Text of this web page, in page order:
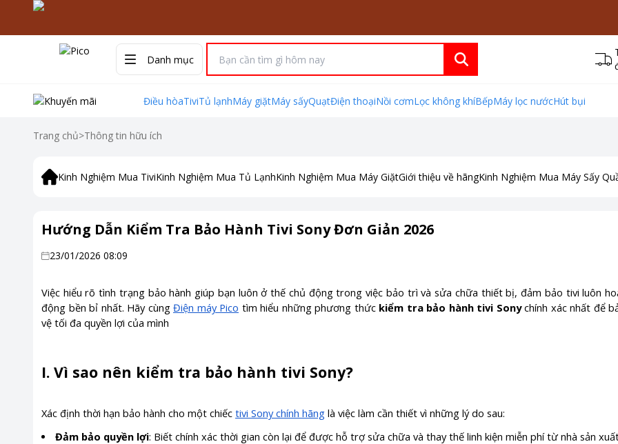
Danh mục
Điều hòaTiviTủ lạnhMáy giặtMáy sấyQuạtĐiện thoạiNồi cơmLọc không khíBếpMáy lọc nướcHút bụi
Trang chủ>Thông tin hữu ích
Kinh Nghiệm Mua TiviKinh Nghiệm Mua Tủ LạnhKinh Nghiệm Mua Máy GiặtGiới thiệu về hãngKinh Nghiệm Mua Máy Sấy
Hướng Dẫn Kiểm Tra Bảo Hành Tivi Sony Đơn Giản 2026
23/01/2026 08:09
Việc hiểu rõ tình trạng bảo hành giúp bạn luôn ở thế chủ động trong việc bảo trì và sửa chữa thiết bị, đảm bảo tivi luôn
động bền bỉ nhất. Hãy cùng Điện máy Pico tìm hiểu những phương thức kiểm tra bảo hành tivi Sonychính xác nhất để
vệ tối đa quyền lợi của mình
I. Vì sao nên kiểm tra bảo hành tivi Sony?
Xác định thời hạn bảo hành cho một chiếc tivi Sony chính hãng là việc làm cần thiết vì những lý do sau:
Đảm bảo quyền lợi: Biết chính xác thời gian còn lại để được hỗ trợ sửa chữa và thay thế linh kiện miễn phí từ nhà sản